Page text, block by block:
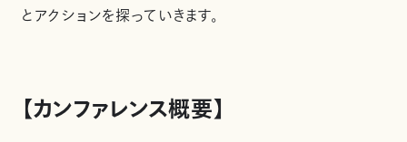
とアクションを探っていきます。
【カンファレンス概要】